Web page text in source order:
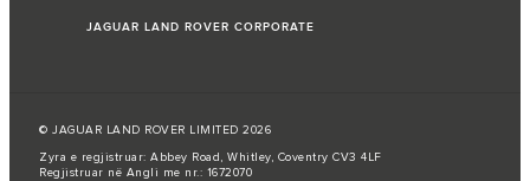
JAGUAR LAND ROVER CORPORATE
© JAGUAR LAND ROVER LIMITED 2026
Zyra e regjistruar: Abbey Road, Whitley, Coventry CV3 4LF
Regjistruar në Angli me nr.: 1672070